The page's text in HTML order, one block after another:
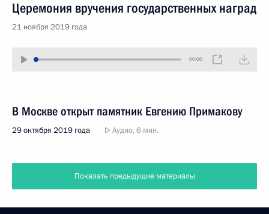
Церемония вручения государственных наград
21 ноября 2019 года
00:00
В Москве открыт памятник Евгению Примакову
29 октября 2019 года Аудио, 6 мин.
Показать предыдущие материалы